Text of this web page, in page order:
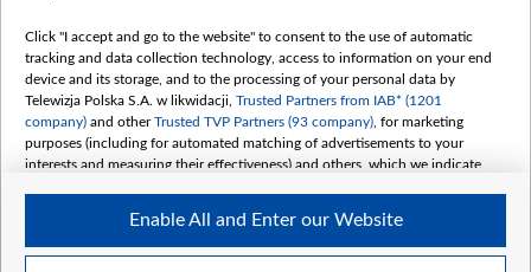
Жэстачайшы мульт
Belsat English
Biełsat PL
Белсат Now
Белсат History
Белсат Music
Белсат Doc
My consents
Click "I accept and go to the website" to consent to the use of automatic
tracking and data collection technology, access to information on your end
device and its storage, and to the processing of your personal data by
Telewizja Polska S.A. w likwidacji, Trusted Partners from IAB* (1201
company) and otherTrusted TVP Partners (93 company) , for marketing
purposes (including for automated matching of advertisements to your
interests and measuring their effectiveness) and others, which we indicate
The purposes of processing your data by TVP S.A. w likwidacji are as
follows:
Enable All and Enter our Website